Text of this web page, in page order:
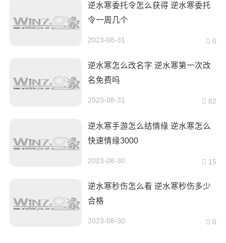
逆水寒委托令怎么获得 逆水寒委托
令一周几个
2023-08-31 0
逆水寒怎么改名字 逆水寒第一次改
名免费吗
2023-08-31 82
逆水寒手游怎么结情缘 逆水寒怎么
快速情缘3000
2023-08-30 15
逆水寒秒伤怎么看 逆水寒秒伤多少
合格
2023-08-30 0